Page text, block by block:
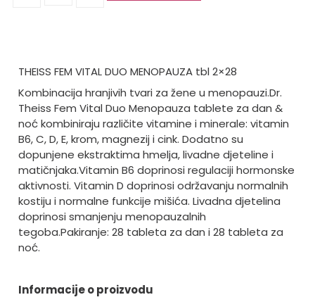
THEISS FEM VITAL DUO MENOPAUZA tbl 2×28
Kombinacija hranjivih tvari za žene u menopauzi.Dr.
Theiss Fem Vital Duo Menopauza tablete za dan &
noć kombiniraju različite vitamine i minerale: vitamin
B6, C, D, E, krom, magnezij i cink. Dodatno su
dopunjene ekstraktima hmelja, livadne djeteline i
matičnjaka.Vitamin B6 doprinosi regulaciji hormonske
aktivnosti. Vitamin D doprinosi održavanju normalnih
kostiju i normalne funkcije mišića. Livadna djetelina
doprinosi smanjenju menopauzalnih
tegoba.Pakiranje: 28 tableta za dan i 28 tableta za
noć.
Informacije o proizvodu